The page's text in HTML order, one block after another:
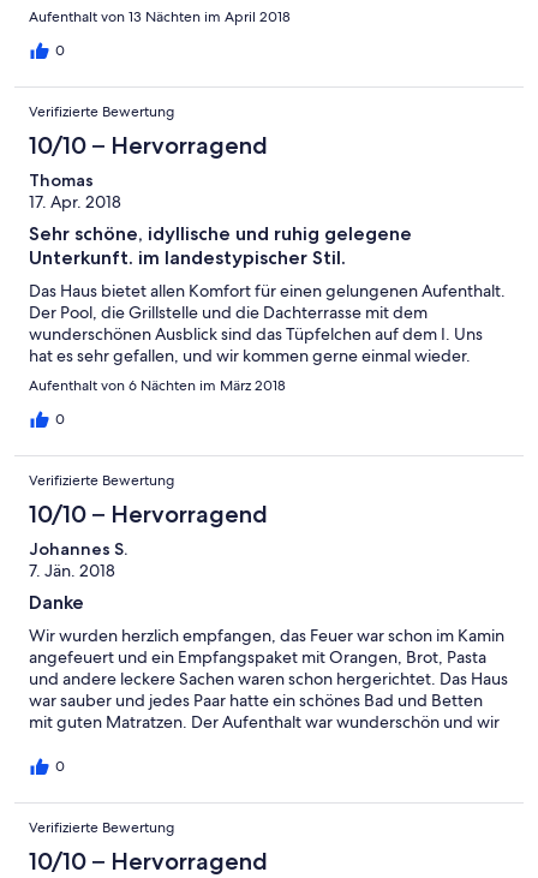
kulinarische Empfehlungen. Wir hatten eine wundervolle Zeit
und denken so gerne daran zurück. Ganz herzlichen Dank!
Aufenthalt von 13 Nächten im April 2018
0
Verifizierte Bewertung
10/10 – Hervorragend
Thomas
17. Apr. 2018
Sehr schöne, idyllische und ruhig gelegene
Unterkunft. im landestypischer Stil.
Das Haus bietet allen Komfort für einen gelungenen Aufenthalt.
Der Pool, die Grillstelle und die Dachterrasse mit dem
wunderschönen Ausblick sind das Tüpfelchen auf dem I. Uns
hat es sehr gefallen, und wir kommen gerne einmal wieder.
Aufenthalt von 6 Nächten im März 2018
0
Verifizierte Bewertung
10/10 – Hervorragend
Johannes S.
7. Jän. 2018
Danke
Wir wurden herzlich empfangen, das Feuer war schon im Kamin
angefeuert und ein Empfangspaket mit Orangen, Brot, Pasta
und andere leckere Sachen waren schon hergerichtet. Das Haus
war sauber und jedes Paar hatte ein schönes Bad und Betten
mit guten Matratzen. Der Aufenthalt war wunderschön und wir
Gastgeber, die einem auch viele gute Tips für Ausflüge geben
0
Verifizierte Bewertung
10/10 – Hervorragend